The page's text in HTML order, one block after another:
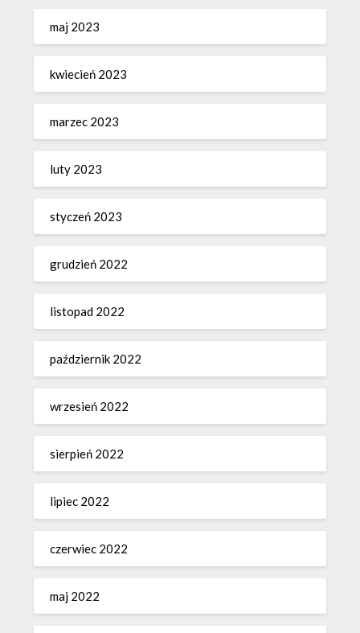
maj 2023
kwiecień 2023
marzec 2023
luty 2023
styczeń 2023
grudzień 2022
listopad 2022
październik 2022
wrzesień 2022
sierpień 2022
lipiec 2022
czerwiec 2022
maj 2022